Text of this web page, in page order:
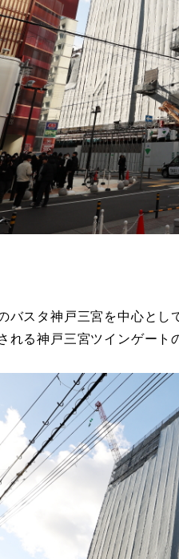
バスタ神戸三宮を中心と
れる神戸三宮ツインゲート